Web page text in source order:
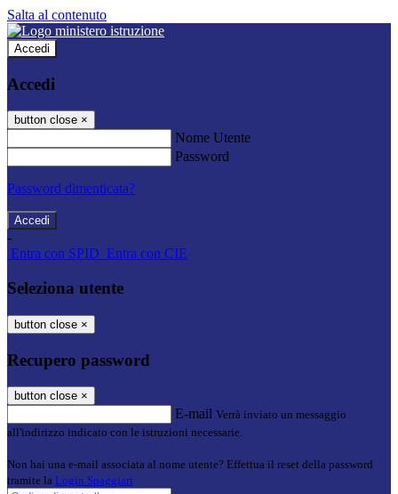
Salta al contenuto
Accedi
Accedi
button close ×
Nome Utente
Password
Password dimenticata?
-
Entra con SPID Entra con CIE
Seleziona utente
button close ×
Recupero password
button close ×
E-mail Verrà inviato un messaggio
all'indirizzo indicato con le istruzioni necessarie.
Non hai una e-mail associata al nome utente? Effettua il reset della password
tramite la Login Spaggiari